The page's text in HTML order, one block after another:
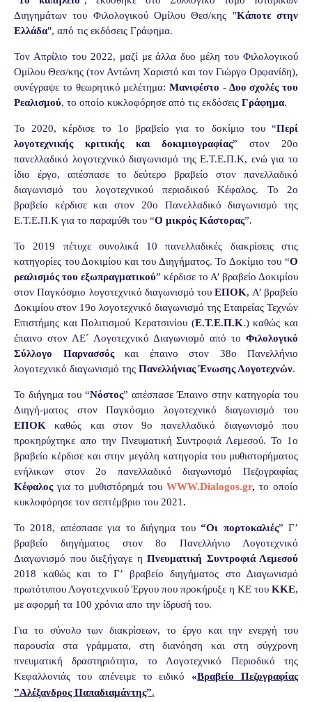
Διηγημάτων του Φιλολογικού Ομίλου Θεσ/κης "Κάποτε στην
Ελλάδα", από τις εκδόσεις Γράφημα.
Τον Απρίλιο του 2022, μαζί με άλλα δυο μέλη του Φιλολογικού
Ομίλου Θεσ/κης (τον Αντώνη Χαριστό και τον Γιώργο Ορφανίδη),
συνέγραψε το θεωρητικό μελέτημα: Μανιφέστο - Δυο σχολές του
Ρεαλισμού, το οποίο κυκλοφόρησε από τις εκδόσεις Γράφημα.
Το 2020, κέρδισε το 1ο βραβείο για το δοκίμιο του “Περί
λογοτεχνικής κριτικής και δοκιμιογραφίας” στον 20ο
πανελλαδικό λογοτεχνικό διαγωνισμό της Ε.Τ.Ε.Π.Κ, ενώ για το
ίδιο έργο, απέσπασε το δεύτερο βραβείο στον πανελλαδικό
διαγωνισμό του λογοτεχνικού περιοδικού Κέφαλος. Το 2ο
βραβείο κέρδισε και στον 20ο Πανελλαδικό διαγωνισμό της
Ε.Τ.Ε.Π.Κ για το παραμύθι του “Ο μικρός Κάστορας”.
Το 2019 πέτυχε συνολικά 10 πανελλαδικές διακρίσεις στις
κατηγορίες του Δοκιμίου και του Διηγήματος. Το Δοκίμιο του “Ο
ρεαλισμός του εξωπραγματικού” κέρδισε το Α’ βραβείο Δοκιμίου
στον Παγκόσμιο λογοτεχνικό διαγωνισμό τουΕΠΟΚ, Α’ βραβείο
Δοκιμίου στον 19ο λογοτεχνικό διαγωνισμό της Εταιρείας Τεχνών
Επιστήμης και Πολιτισμού Κερατσινίου (Ε.Τ.Ε.Π.Κ.) καθώς και
έπαινο στον ΛΕ´ Λογοτεχνικό Διαγωνισμό από το Φιλολογικό
Σύλλογο Παρνασσόςκαι έπαινο στον 38ο Πανελλήνιο
λογοτεχνικό διαγωνισμό της Πανελλήνιας Ένωσης Λογοτεχνών.
Το διήγημα του “Νόστος” απέσπασε Έπαινο στην κατηγορία του
Διηγή-ματος στον Παγκόσμιο λογοτεχνικό διαγωνισμό του
ΕΠΟΚκαθώς και στον 9ο πανελλαδικό διαγωνισμό που
προκηρύχτηκε απο την Πνευματική Συντροφιά Λεμεσού. Το 1ο
βραβείο κέρδισε και στην μεγάλη κατηγορία του μυθιστορήματος
ενήλικων στον 2ο πανελλαδικό διαγωνισμό Πεζογραφίας
Κέφαλος για το μυθιστόρημά του WWW.Dialogos.gr, το οποίο
κυκλοφόρησε τον σεπτέμβριο του 2021.
Το 2018, απέσπασε για το διήγημα του“Οι πορτοκαλιές” Γ’
βραβείο διηγήματος στον 8ο Πανελλήνιο Λογοτεχνικό
Διαγωνισμό που διεξήγαγε η Πνευματική Συντροφιά Λεμεσού
2018 καθώς και το Γ’ βραβείο διηγήματος στο Διαγωνισμό
πρωτότυπου Λογοτεχνικού Έργου που προκήρυξε η ΚΕ του ΚΚΕ,
με αφορμή τα 100 χρόνια απο την ίδρυσή του.
Για το σύνολο των διακρίσεων, το έργο και την ενεργή του
παρουσία στα γράμματα, στη διανόηση και στη σύγχρονη
πνευματική δραστηριότητα, το Λογοτεχνικό Περιοδικό της
Κεφαλλονιάς του απένειμε το ειδικό«Βραβείο Πεζογραφίας
”Αλέξανδρος Παπαδιαμάντης”.